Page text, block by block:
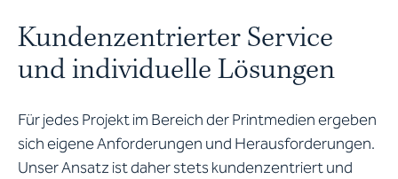
Kundenzentrierter Service
und individuelle Lösungen
Für jedes Projekt im Bereich der Printmedien ergeben
sich eigene Anforderungen und Herausforderungen.
Unser Ansatz ist daher stets kundenzentriert und